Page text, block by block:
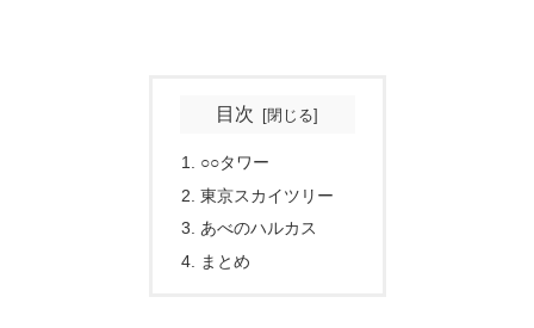
目次
○○タワー
東京スカイツリー
あべのハルカス
まとめ